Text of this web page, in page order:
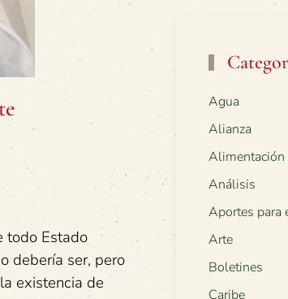
todo Estado
debería ser, pero
existencia de
Agua
Alianza
Alimentación
Análisis
Aportes para
Arte
Boletines
Caribe